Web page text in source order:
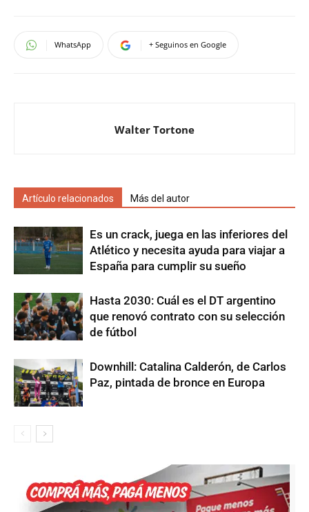
WhatsApp + Seguinos en Google
Walter Tortone
Artículo relacionados Más del autor
Es un crack, juega en las inferiores del
Atlético y necesita ayuda para viajar a
España para cumplir su sueño
Hasta 2030: Cuál es el DT argentino
que renovó contrato con su selección
de fútbol
Downhill: Catalina Calderón, de Carlos
Paz, pintada de bronce en Europa